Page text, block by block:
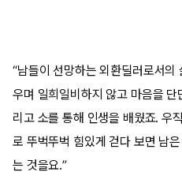
“남들이 선망하는 외환딜러로서
우며 일희일비하지 않고 마음을
리고 소를 통해 인생을 배웠죠. 우
로 뚜벅뚜벅 힘있게 걷다 보면 남
는 것을요.”